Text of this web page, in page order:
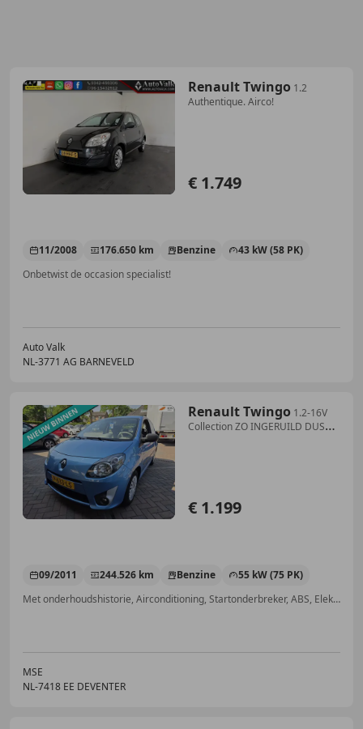
Renault Twingo 1.2
Authentique. Airco!
€ 1.749
11/2008 176.650 km Benzine
43 kW (58 PK)
Onbetwist de occasion specialist!
Auto Valk
NL-3771 AG BARNEVELD
Renault Twingo 1.2-16V
Collection ZO INGERUILD DUS
€ 1.199
09/2011 244.526 km Benzine
55 kW (75 PK)
Met onderhoudshistorie, Airconditioning, Startonderbreker, ABS, Elektrisch verstelbare buitenspiegels, Elektrische ramen, Radio, Mistlampen
MSE
NL-7418 EE DEVENTER